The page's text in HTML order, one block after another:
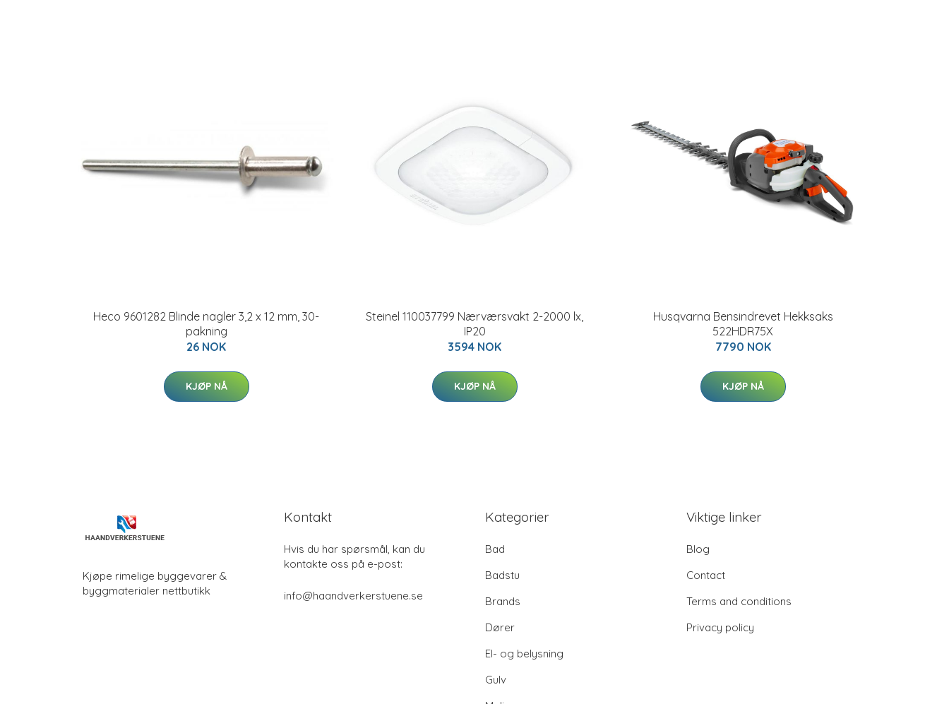
Heco 9601282 Blinde nagler 3,2 x 12 mm, 30-
pakning
26 NOK
KJØP NÅ
Steinel 110037799 Nærværsvakt 2-2000 lx,
IP20
3594 NOK
KJØP NÅ
Husqvarna Bensindrevet Hekksaks
522HDR75X
7790 NOK
KJØP NÅ
Kjøpe rimelige byggevarer &
byggmaterialer nettbutikk
Kontakt
Hvis du har spørsmål, kan du
kontakte oss på e-post:
info@haandverkerstuene.se
Kategorier
Bad
Badstu
Brands
Dører
El- og belysning
Gulv
Viktige linker
Blog
Contact
Terms and conditions
Privacy policy